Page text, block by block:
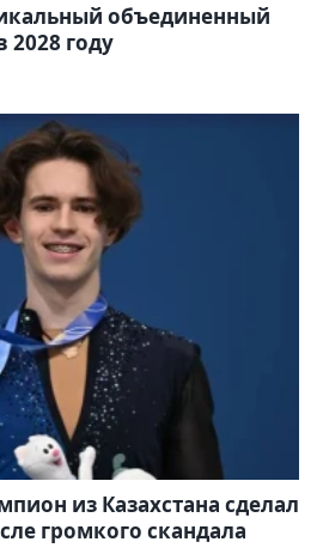
объединенный
году
из Казахстана сделал
громкого скандала